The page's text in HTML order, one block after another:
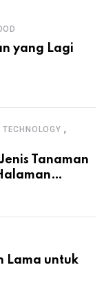
yang Lagi
,
Tanaman
Lama untuk